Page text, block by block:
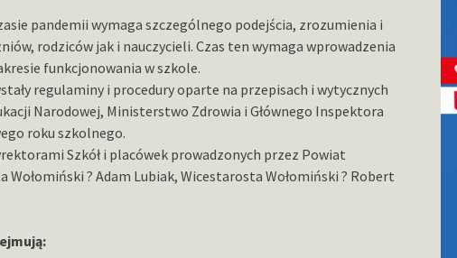
pandemii wymaga szczególnego podejścia, zrozumienia i
rodziców jak i nauczycieli. Czas ten wymaga wprowadzenia
funkcjonowania w szkole.
regulaminy i procedury oparte na przepisach i wytycznych
Narodowej, Ministerstwo Zdrowia i Głównego Inspektora
roku szkolnego.
Szkół i placówek prowadzonych przez Powiat
? Adam Lubiak, Wicestarosta Wołomiński ? Robert